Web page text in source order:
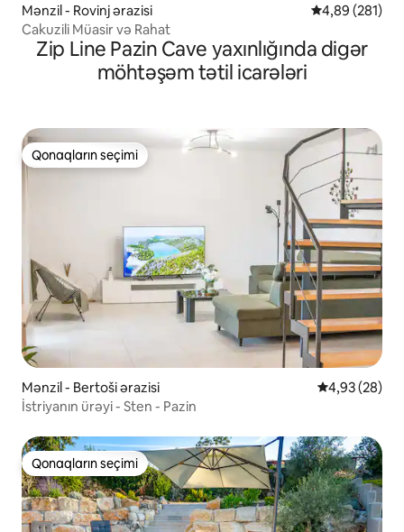
Mənzil - Rovinj ərazisi Ortalama
4,89 (281)
Cakuzili Müasir və Rahat
Zip Line Pazin Cave yaxınlığında digər
möhtəşəm tətil icarələri
Qonaqların seçimi
Qonaqların seçimi
Mənzil - Bertoši ərazisi Ortalama
4,93 (28)
İstriyanın ürəyi - Sten - Pazin
Qonaqların seçimi
Qonaqların seçimi